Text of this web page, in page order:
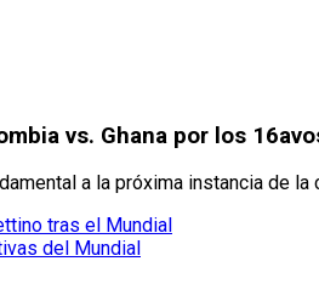
vs. Ghana por los
a la próxima instancia de la
tras el Mundial
del Mundial